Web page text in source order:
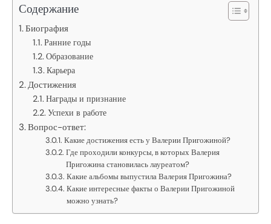
Содержание
Биография
Ранние годы
Образование
Карьера
Достижения
Награды и признание
Успехи в работе
Вопрос-ответ:
Какие достижения есть у Валерии Пригожиной?
Где проходили конкурсы, в которых Валерия
Пригожина становилась лауреатом?
Какие альбомы выпустила Валерия Пригожина?
Какие интересные факты о Валерии Пригожиной
можно узнать?